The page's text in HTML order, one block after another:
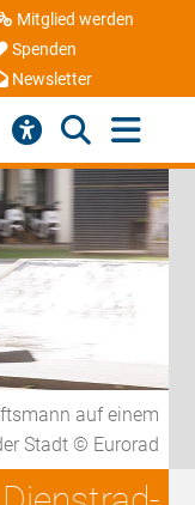
Mitglied werden
Spenden
Newsletter
auf einem
Stadt © Eurorad